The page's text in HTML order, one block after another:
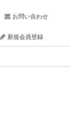
お問い合わせ
新規会員登録